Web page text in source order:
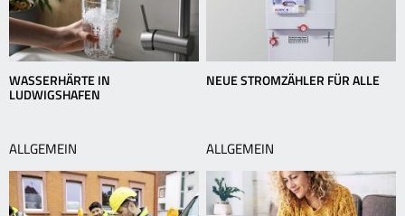
WASSERHÄRTE IN
LUDWIGSHAFEN
NEUE STROMZÄHLER FÜR ALLE
ALLGEMEIN ALLGEMEIN